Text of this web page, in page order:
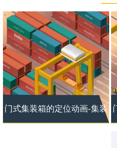
门式集装箱的定位动画-集装